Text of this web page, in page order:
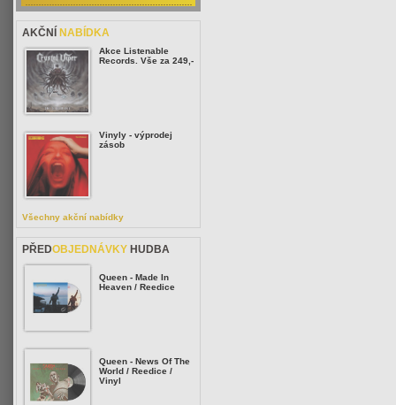
AKČNÍ NABÍDKA
Akce Listenable
Records. Vše za 249,-
Vinyly - výprodej
zásob
Všechny akční nabídky
PŘEDOBJEDNÁVKY HUDBA
Queen - Made In
Heaven / Reedice
Queen - News Of The
World / Reedice /
Vinyl